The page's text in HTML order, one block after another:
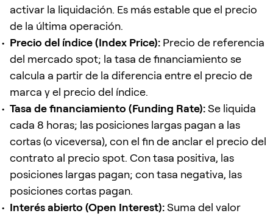
activar la liquidación. Es más estable que el precio
de la última operación.
Precio del índice (Index Price): Precio de referencia
del mercado spot; la tasa de financiamiento se
calcula a partir de la diferencia entre el precio de
marca y el precio del índice.
Tasa de financiamiento (Funding Rate):Se liquida
cada 8 horas; las posiciones largas pagan a las
cortas (o viceversa), con el fin de anclar el precio del
contrato al precio spot. Con tasa positiva, las
posiciones largas pagan; con tasa negativa, las
posiciones cortas pagan.
Interés abierto (Open Interest):Suma del valor